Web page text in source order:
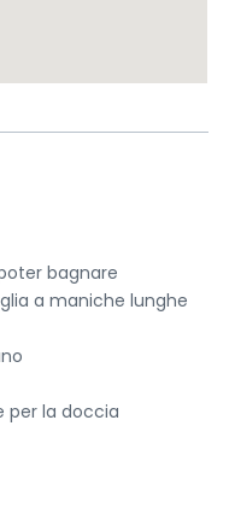
bagnare
a maniche lunghe
per la doccia